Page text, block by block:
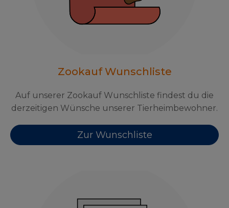
Zookauf Wunschliste
Auf unserer Zookauf Wunschliste findest du die
derzeitigen Wünsche unserer Tierheimbewohner.
Zur Wunschliste